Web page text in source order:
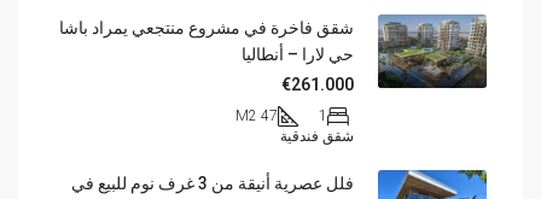
شقق فاخرة في مشروع منتجعي يمراد باشا
حي لارا – أنطاليا
€261.000
1
47 M2
شقق فندقية
فلل عصرية أنيقة من 3 غرف نوم للبيع في